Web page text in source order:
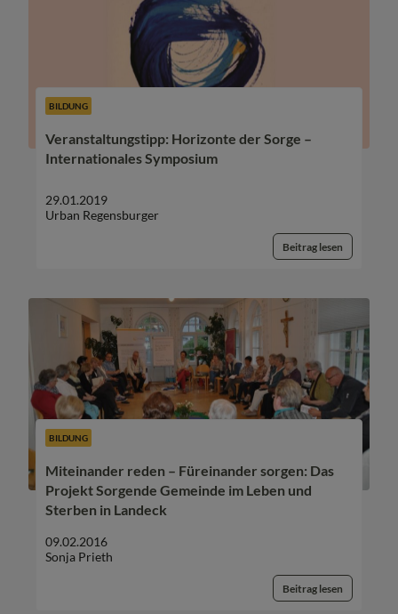
BILDUNG
Veranstaltungstipp: Horizonte der Sorge –
Internationales Symposium
29.01.2019
Urban Regensburger
Beitrag lesen
BILDUNG
Miteinander reden – Füreinander sorgen: Das
Projekt Sorgende Gemeinde im Leben und
Sterben in Landeck
09.02.2016
Sonja Prieth
Beitrag lesen